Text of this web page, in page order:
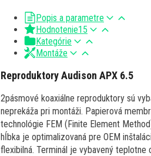
Popis a parametre
Hodnotenie15
Kategórie
Montáže
Reproduktory Audison APX 6.5
2pásmové koaxiálne reproduktory sú
neprekáža pri montáži. Papierová
technológie FEM (Finite Element
hĺbka je optimalizovaná pre OEM
flexibilná. Terminál je vybavený